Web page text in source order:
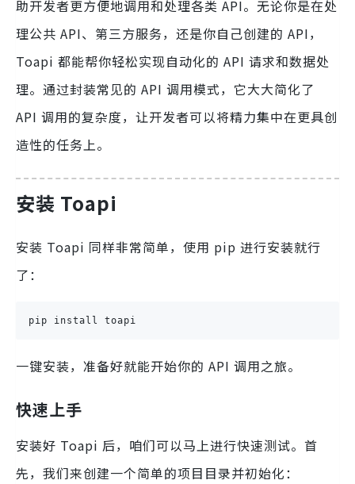
助开发者更方便地调用和处理各类 API。无论你是在处
理公共 API、第三方服务，还是你自己创建的 API，
Toapi 都能帮你轻松实现自动化的 API 请求和数据处
理。通过封装常见的 API 调用模式，它大大简化了
API 调用的复杂度，让开发者可以将精力集中在更具创
造性的任务上。
安装 Toapi
安装 Toapi 同样非常简单，使用 pip 进行安装就行
了：
pip install toapi
一键安装，准备好就能开始你的 API 调用之旅。
快速上手
安装好 Toapi 后，咱们可以马上进行快速测试。首
先，我们来创建一个简单的项目目录并初始化：